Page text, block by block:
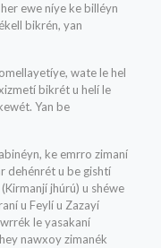
ewe níye ke billéyn
bikrén, yan
wate le hel
bikrét u helí le
Yan be
ke emrro zimaní
dehénrét u be gishtí
jhúrú) u shéwe
u Feylí u Zazayí
le yasakaní
nawxoy zimanék